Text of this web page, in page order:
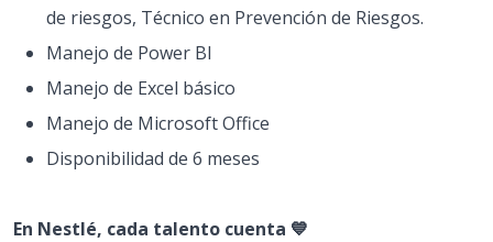
de riesgos, Técnico en Prevención de Riesgos.
Manejo de Power BI
Manejo de Excel básico
Manejo de Microsoft Office
Disponibilidad de 6 meses
En Nestlé, cada talento cuenta 💙